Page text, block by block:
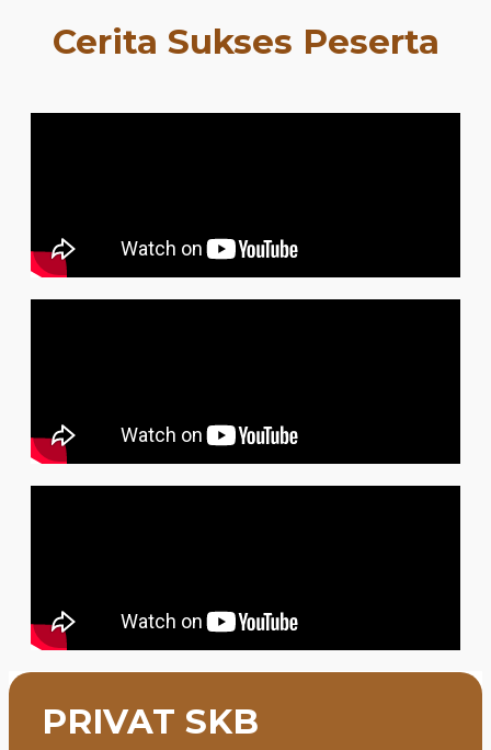
Cerita Sukses Peserta
PRIVAT SKB